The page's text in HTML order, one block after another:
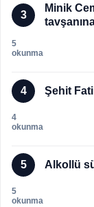
3
Minik
5
okunma
4 Şehit
4
okunma
5 Alkollü
5
okunma